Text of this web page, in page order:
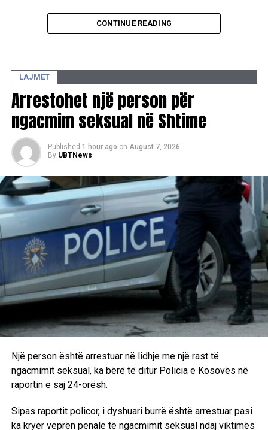
CONTINUE READING
LAJMET
Arrestohet një person për
ngacmim seksual në Shtime
Published 1 hour ago on August 7, 2026
By UBTNews
Një person është arrestuar në lidhje me një rast të
ngacmimit seksual, ka bërë të ditur Policia e Kosovës në
raportin e saj 24-orësh.
Sipas raportit policor, i dyshuari burrë është arrestuar pasi
ka kryer veprën penale të ngacmimit seksual ndaj viktimës